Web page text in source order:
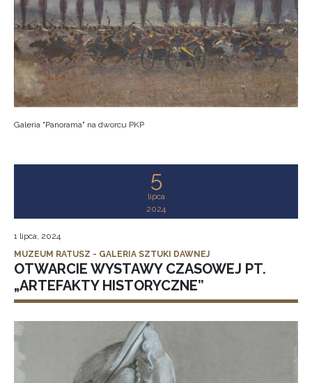
Galeria "Panorama" na dworcu PKP
5
lipca
2024
1 lipca, 2024
MUZEUM RATUSZ - GALERIA SZTUKI DAWNEJ
OTWARCIE WYSTAWY CZASOWEJ PT.
„ARTEFAKTY HISTORYCZNE”